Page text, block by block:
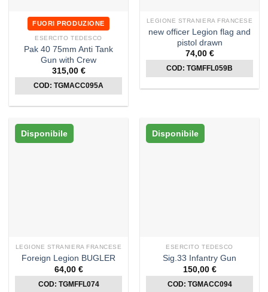
FUORI PRODUZIONE
ESERCITO TEDESCO
Pak 40 75mm Anti Tank
Gun with Crew
315,00 €
COD: TGMACC095A
LEGIONE STRANIERA FRANCESE
new officer Legion flag and
pistol drawn
74,00 €
COD: TGMFFL059B
Disponibile
LEGIONE STRANIERA FRANCESE
Foreign Legion BUGLER
64,00 €
COD: TGMFFL074
Disponibile
ESERCITO TEDESCO
Sig.33 Infantry Gun
150,00 €
COD: TGMACC094